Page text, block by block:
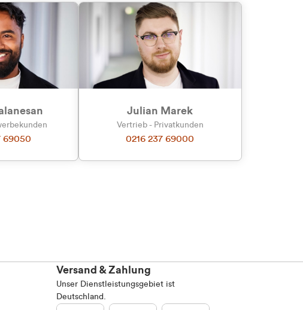
69050
Julian Marek
Vertrieb - Privatkunden
0216 237 69000
Versand & Zahlung
Unser Dienstleistungsgebiet ist
Deutschland.